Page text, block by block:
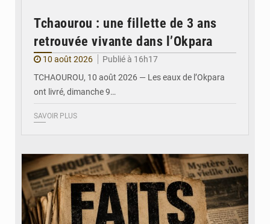
Tchaourou : une fillette de 3 ans
retrouvée vivante dans l’Okpara
10 août 2026
Publié à 16h17
TCHAOUROU, 10 août 2026 — Les eaux de l’Okpara
ont livré, dimanche 9…
SAVOIR PLUS